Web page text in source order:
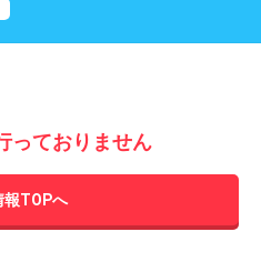
っておりません
報TOPへ